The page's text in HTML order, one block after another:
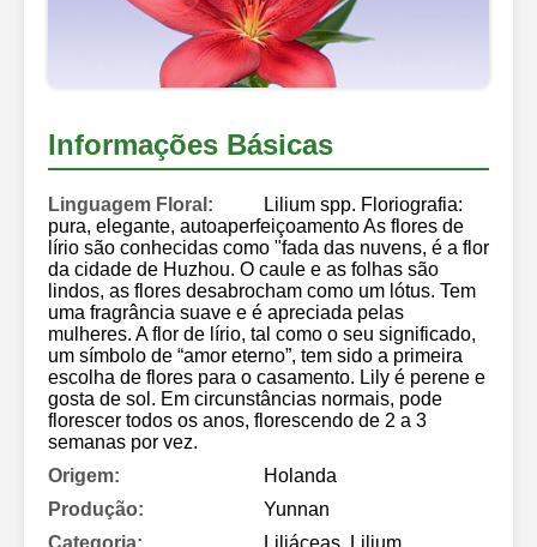
Informações Básicas
Linguagem Floral:
Lilium spp. Floriografia:
pura, elegante, autoaperfeiçoamento As flores de
lírio são conhecidas como "fada das nuvens, é a flor
da cidade de Huzhou. O caule e as folhas são
lindos, as flores desabrocham como um lótus. Tem
uma fragrância suave e é apreciada pelas
mulheres. A flor de lírio, tal como o seu significado,
um símbolo de “amor eterno”, tem sido a primeira
escolha de flores para o casamento. Lily é perene e
gosta de sol. Em circunstâncias normais, pode
florescer todos os anos, florescendo de 2 a 3
semanas por vez.
Origem:
Holanda
Produção:
Yunnan
Categoria:
Liliáceas, Lilium